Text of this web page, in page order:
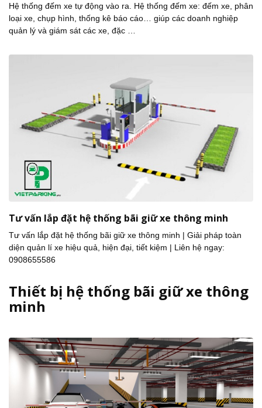
Hệ thống đếm xe tự động vào ra. Hệ thống đếm xe: đếm xe, phân
loại xe, chụp hình, thống kê báo cáo… giúp các doanh nghiệp
quản lý và giám sát các xe, đặc …
Tư vấn lắp đặt hệ thống bãi giữ xe thông minh
Tư vấn lắp đặt hệ thống bãi giữ xe thông minh | Giải pháp toàn
diện quản lí xe hiệu quả, hiện đại, tiết kiệm | Liên hệ ngay:
0908655586
Thiết bị hệ thống bãi giữ xe thông
minh